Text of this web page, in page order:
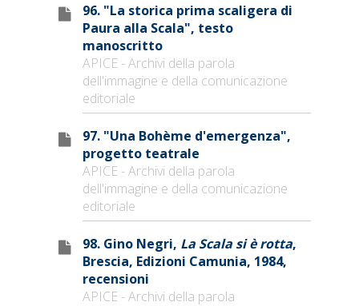
96. "La storica prima scaligera di
Paura alla Scala", testo
manoscritto
APICE - Archivi della parola
dell'immagine e della comunicazione
editoriale
97. "Una Bohème d'emergenza",
progetto teatrale
APICE - Archivi della parola
dell'immagine e della comunicazione
editoriale
98. Gino Negri, La Scala si è rotta,
Brescia, Edizioni Camunia, 1984,
recensioni
APICE - Archivi della parola